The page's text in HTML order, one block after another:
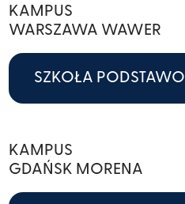
KAMPUS
WARSZAWA WAWER
SZKOŁA
KAMPUS
GDAŃSK MORENA